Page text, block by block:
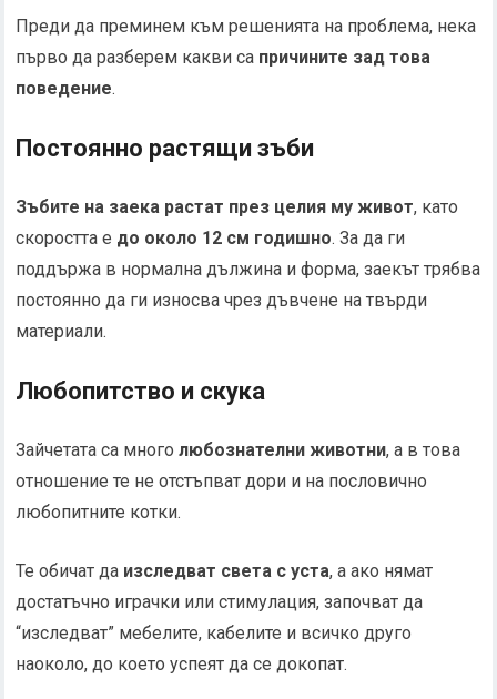
Преди да преминем към решенията на проблема, нека
първо да разберем какви са причините зад това
поведение.
Постоянно растящи зъби
Зъбите на заека растат през целия му живот, като
скоростта е до около 12 см годишно. За да ги
поддържа в нормална дължина и форма, заекът трябва
постоянно да ги износва чрез дъвчене на твърди
материали.
Любопитство и скука
Зайчетата са многолюбознателни животни, а в това
отношение те не отстъпват дори и на пословично
любопитните котки.
Те обичат да изследват света с уста, а ако нямат
достатъчно играчки или стимулация, започват да
“изследват” мебелите, кабелите и всичко друго
наоколо, до което успеят да се докопат.